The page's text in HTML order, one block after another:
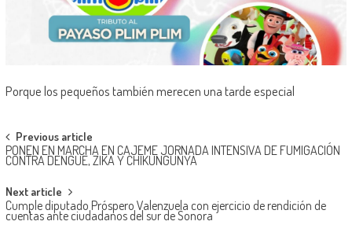
Porque los pequeños también merecen una tarde especial
Post
navigation
Previous article
PONEN EN MARCHA EN CAJEME JORNADA INTENSIVA DE FUMIGACIÓN
CONTRA DENGUE, ZIKA Y CHIKUNGUNYA
Next article
Cumple diputado Próspero Valenzuela con ejercicio de rendición de
cuentas ante ciudadanos del sur de Sonora